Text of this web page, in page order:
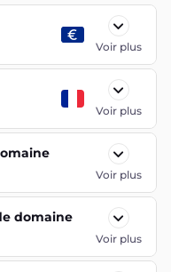
Voir plus
Voir plus
Voir plus
domaine
Voir plus